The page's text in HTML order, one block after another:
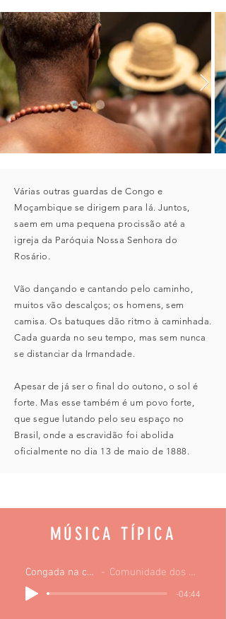
Várias outras guardas de Congo e
Moçambique se dirigem para lá. Juntos,
saem em uma pequena procissão até a
igreja da Paróquia Nossa Senhora do
Rosário.
​Vão dançando e cantando pelo caminho,
muitos vão descalços; os homens, sem
camisa. Os batuques dão ritmo à caminhada.
Cada guarda no seu tempo, mas sem nunca
se distanciar da Irmandade.
Apesar de já ser o final do outono, o sol é
forte. Mas esse também é um povo forte,
que segue lutando pelo seu espaço no
Brasil, onde a escravidão foi abolida
oficialmente no dia 13 de maio de 1888.
MÚSICA TÍPICA
Congada na capela Comunidade dos Arturos
-04:44